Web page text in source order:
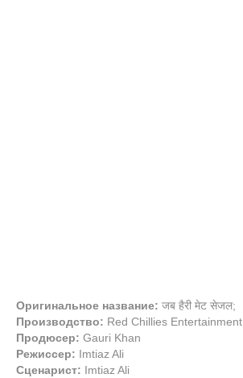
Оригинальное название: जब हैरी मेट सेजल;
Производство: Red Chillies Entertainment
Продюсер: Gauri Khan
Режиссер: Imtiaz Ali
Сценарист: Imtiaz Ali